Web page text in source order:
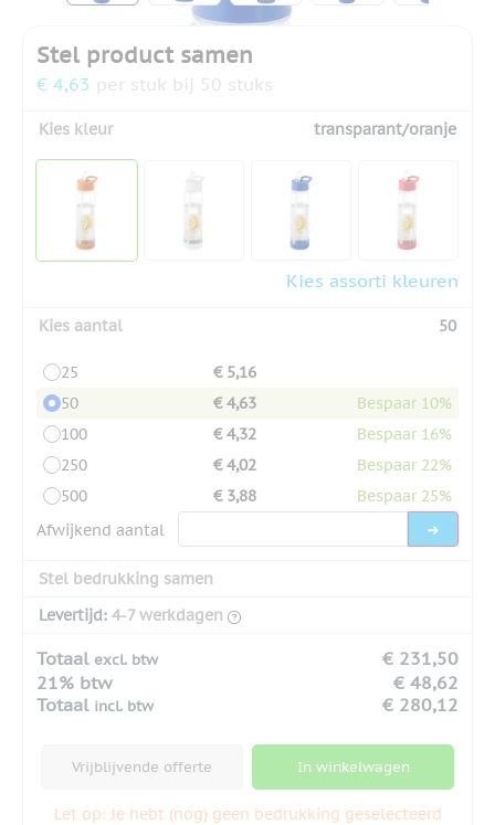
Stel product samen
€ 4,63 per stuk bij 50 stuks
Kies kleur transparant/oranje
Kies assorti kleuren
Kies aantal 50
25
€ 5,16
50
€ 4,63
Bespaar 10%
100
€ 4,32
Bespaar 16%
250
€ 4,02
Bespaar 22%
500
€ 3,88
Bespaar 25%
Afwijkend aantal
Stel bedrukking samen
Levertijd: 4-7 werkdagen
Totaal excl. btw
€ 231,50
21% btw
€ 48,62
Totaal incl. btw € 280,12
Vrijblijvende offerte In winkelwagen
Let op: Je hebt (nog) geen bedrukking geselecteerd